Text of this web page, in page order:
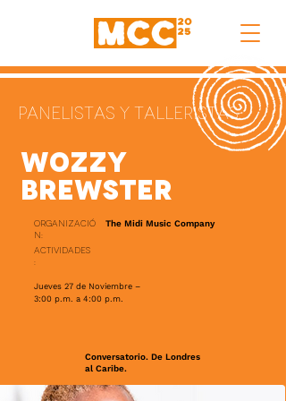
Panelistas y TAlleristas
Wozzy
Brewster
Organizació
n:
The Midi Music Company
Actividades
:
Jueves 27 de Noviembre –
3:00 p.m. a 4:00 p.m.
Conversatorio. De Londres
al Caribe.